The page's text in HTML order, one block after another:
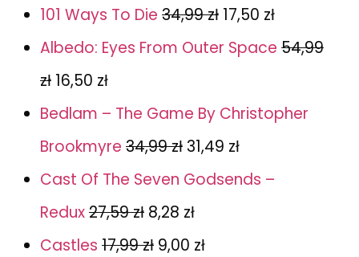
101 Ways To Die 34,99 zł 17,50 zł
Albedo: Eyes From Outer Space 54,99
zł 16,50 zł
Bedlam – The Game By Christopher
Brookmyre 34,99 zł 31,49 zł
Cast Of The Seven Godsends –
Redux27,59 zł 8,28 zł
Castles 17,99 zł 9,00 zł